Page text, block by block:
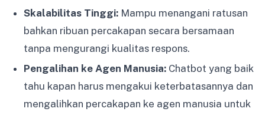
Skalabilitas Tinggi: Mampu menangani ratusan
bahkan ribuan percakapan secara bersamaan
tanpa mengurangi kualitas respons.
Pengalihan ke Agen Manusia: Chatbot yang baik
tahu kapan harus mengakui keterbatasannya dan
mengalihkan percakapan ke agen manusia untuk